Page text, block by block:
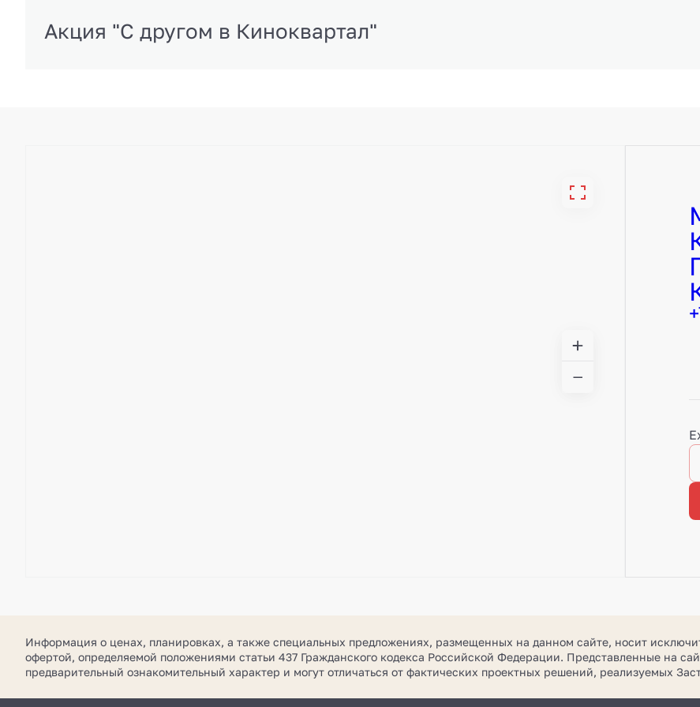
Акция "С другом в Киноквартал"
Информация о ценах, планировках, а также специальных предложениях, размещенных на данном сайте, носит
офертой, определяемой положениями статьи 437 Гражданского кодекса Российской Федерации. Представленные на
предварительный ознакомительный характер и могут отличаться от фактических проектных решений, реализуемых